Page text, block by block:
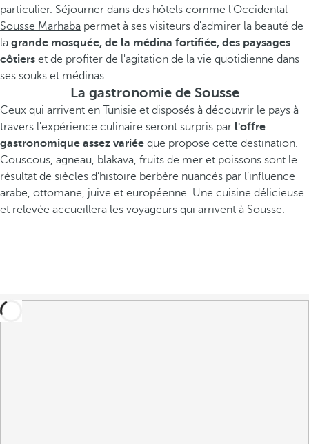
particulier. Séjourner dans des hôtels comme l'Occidental
Sousse Marhaba permet à ses visiteurs d'admirer la beauté de
la grande mosquée, de la médina fortifiée, des paysages
côtiers et de profiter de l'agitation de la vie quotidienne dans
ses souks et médinas.
La gastronomie de Sousse
Ceux qui arrivent en Tunisie et disposés à découvrir le pays à
travers l'expérience culinaire seront surpris par l'offre
gastronomique assez variée que propose cette destination.
Couscous, agneau, blakava, fruits de mer et poissons sont le
résultat de siècles d’histoire berbère nuancés par l’influence
arabe, ottomane, juive et européenne. Une cuisine délicieuse
et relevée accueillera les voyageurs qui arrivent à Sousse.